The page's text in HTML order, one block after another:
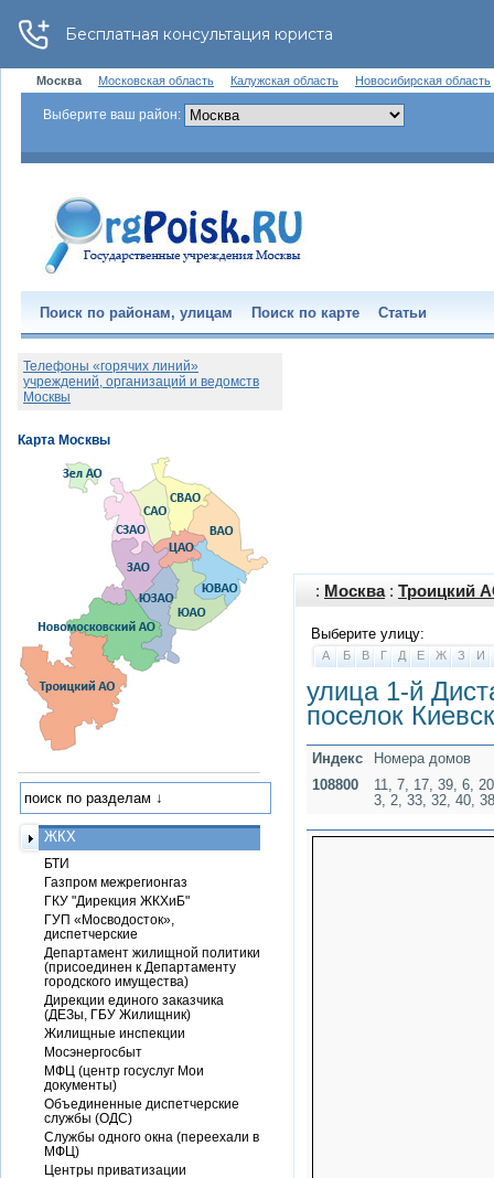
Москва Московская область Калужская область Новосибирская область
Выберите ваш район:
Поиск по районам, улицам Поиск по карте Статьи
: Москва: Троицкий
Выберите улицу:
А Б В Г Д Е Ж З И
улица 1-й
поселок
Индекс
Номера домов
108800
11, 7, 17, 39, 6,
3, 2, 33, 32, 40,
Телефоны «горячих линий»
учреждений, организаций и ведомств
Москвы
ЖКХ
БТИ
Газпром межрегионгаз
ГКУ "Дирекция ЖКХиБ"
ГУП «Мосводосток»,
диспетчерские
Департамент жилищной политики
(присоединен к Департаменту
городского имущества)
Дирекции единого заказчика
(ДЕЗы, ГБУ Жилищник)
Жилищные инспекции
Мосэнергосбыт
МФЦ (центр госуслуг Мои
документы)
Объединенные диспетчерские
службы (ОДС)
Службы одного окна (переехали в
МФЦ)
Центры приватизации